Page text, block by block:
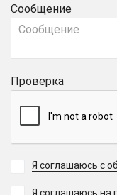
Сообщение
Проверка
Я соглашаюсь с